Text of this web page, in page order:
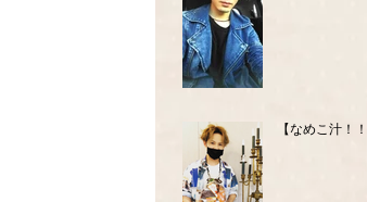
【なめこ汁！！